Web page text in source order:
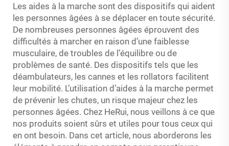
Les aides à la marche sont des dispositifs qui aident
les personnes âgées à se déplacer en toute sécurité.
De nombreuses personnes âgées éprouvent des
difficultés à marcher en raison d’une faiblesse
musculaire, de troubles de l’équilibre ou de
problèmes de santé. Des dispositifs tels que les
déambulateurs, les cannes et les rollators facilitent
leur mobilité. L’utilisation d’aides à la marche permet
de prévenir les chutes, un risque majeur chez les
personnes âgées. Chez HeRui, nous veillons à ce que
nos produits soient sûrs et utiles pour tous ceux qui
en ont besoin. Dans cet article, nous aborderons les